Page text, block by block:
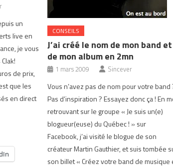
un
live en
je vous
de prix,
que les
en direct
CONSEILS
J’ai créé le nom de mon band et
de mon album en 2mn
1 mars 2009 Sincever
Vous n’avez pas de nom pour votre band
Pas d’inspiration ? Essayez donc ça ! En
retrouvant sur le groupe « Je suis un(e)
blogueur(euse) du Québec ! » sur
Facebook, j’ai visité le blogue de son
créateur Martin Gauthier, et suis tombée
son billet « Créez votre band de musique